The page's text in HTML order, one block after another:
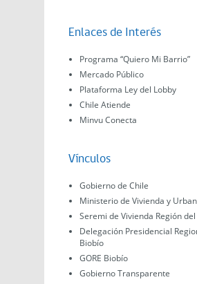
Enlaces de Interés
Programa “Quiero Mi Barrio”
Mercado Público
Plataforma Ley del Lobby
Chile Atiende
Minvu Conecta
Vínculos
Gobierno de Chile
Ministerio de Vivienda y
Seremi de Vivienda Región
Delegación Presidencial
Biobío
GORE Biobío
Gobierno Transparente